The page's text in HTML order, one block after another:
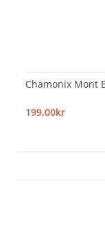
Chamonix Mont
199,00kr